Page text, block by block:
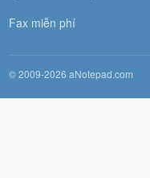
Fax miễn phí
© 2009-2026 aNotepad.com